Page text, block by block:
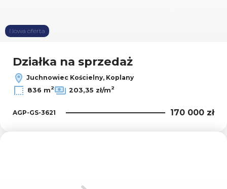
Nowa oferta
Działka na sprzedaż
Juchnowiec Kościelny, Koplany
836 m2 203,35 zł/m2
AGP-GS-3621 170 000 zł